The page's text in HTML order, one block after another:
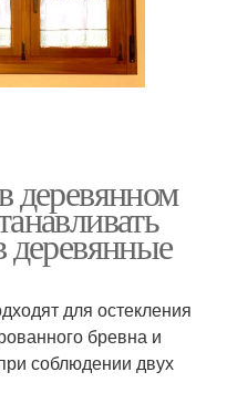
деревянном
деревянные
для остекления
бревна и
соблюдении двух